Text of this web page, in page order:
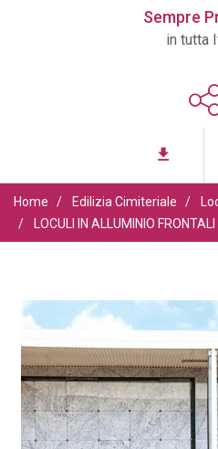
Sempre
in tutta
Home Edilizia Cimiteriale
LOCULI IN ALLUMINIO FRONTALI